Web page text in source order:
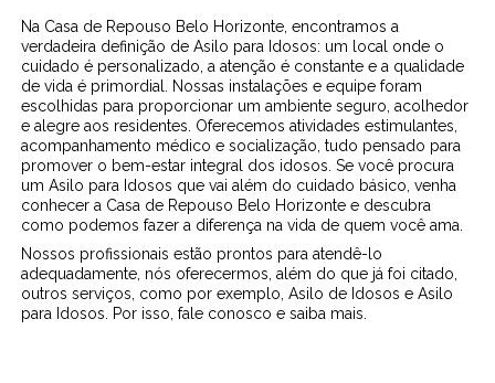
Na Casa de Repouso Belo Horizonte, encontramos a
verdadeira definição de Asilo para Idosos: um local onde o
cuidado é personalizado, a atenção é constante e a qualidade
de vida é primordial. Nossas instalações e equipe foram
escolhidas para proporcionar um ambiente seguro, acolhedor
e alegre aos residentes. Oferecemos atividades estimulantes,
acompanhamento médico e socialização, tudo pensado para
promover o bem-estar integral dos idosos. Se você procura
um Asilo para Idosos que vai além do cuidado básico, venha
conhecer a Casa de Repouso Belo Horizonte e descubra
como podemos fazer a diferença na vida de quem você ama.
Nossos profissionais estão prontos para atendê-lo
adequadamente, nós oferecermos, além do que já foi citado,
outros serviços, como por exemplo, Asilo de Idosos e Asilo
para Idosos. Por isso, fale conosco e saiba mais.